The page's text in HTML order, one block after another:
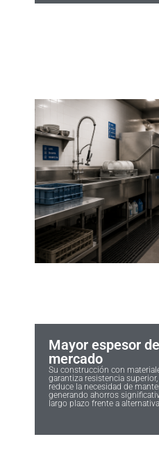
Mayor espesor
mercado
Su construcción con
garantiza resistencia
reduce la necesidad de
generando ahorros
largo plazo frente a